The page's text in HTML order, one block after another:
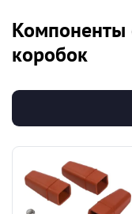
Компоненты
коробок